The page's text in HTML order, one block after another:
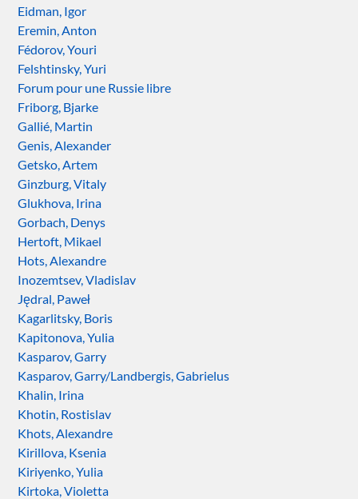
Eidman, Igor
Eremin, Anton
Fédorov, Youri
Felshtinsky, Yuri
Forum pour une Russie libre
Friborg, Bjarke
Gallié, Martin
Genis, Alexander
Getsko, Artem
Ginzburg, Vitaly
Glukhova, Irina
Gorbach, Denys
Hertoft, Mikael
Hots, Alexandre
Inozemtsev, Vladislav
Jędral, Paweł
Kagarlitsky, Boris
Kapitonova, Yulia
Kasparov, Garry
Kasparov, Garry/Landbergis, Gabrielus
Khalin, Irina
Khotin, Rostislav
Khots, Alexandre
Kirillova, Ksenia
Kiriyenko, Yulia
Kirtoka, Violetta